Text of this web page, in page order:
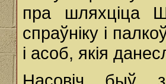
пра шляхціца
спраўніку і
і асоб, якія